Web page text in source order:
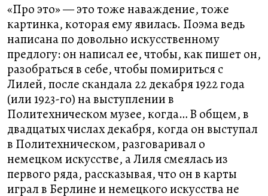
«Про это» — это тоже наваждение, тоже
картинка, которая ему явилась. Поэма ведь
написана по довольно искусственному
предлогу: он написал ее, чтобы, как пишет он,
разобраться в себе, чтобы помириться с
Лилей, после скандала 22 декабря 1922 года
(или 1923-го) на выступлении в
Политехническом музее, когда… В общем, в
двадцатых числах декабря, когда он выступал
в Политехническом, разговаривал о
немецком искусстве, а Лиля смеялась из
первого ряда, рассказывая, что он в карты
играл в Берлине и немецкого искусства не